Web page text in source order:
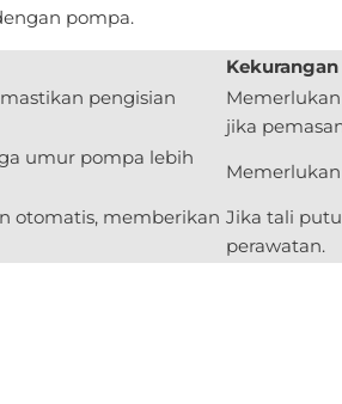
pompa.
Kekurangan
pengisian
jika
umur pompa lebih
otomatis, memberikan Jika tali
perawatan.